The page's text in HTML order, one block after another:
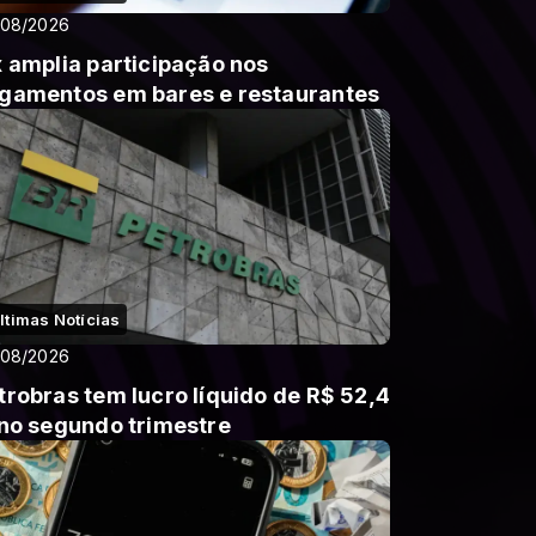
2026
amplia participação nos
em bares e restaurantes
Notícias
2026
tem lucro líquido de R$ 52,4
segundo trimestre